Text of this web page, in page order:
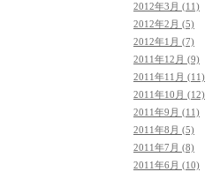
2012年3月 (11)
2012年2月 (5)
2012年1月 (7)
2011年12月 (9)
2011年11月 (11)
2011年10月 (12)
2011年9月 (11)
2011年8月 (5)
2011年7月 (8)
2011年6月 (10)